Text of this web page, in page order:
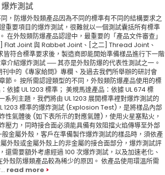
炸測試
，防爆外殼類產品因為不同的標準有不同的結構要求之
重要項目的爆炸測試，很難就以一個測試囊括所有標準
在外殼類防爆產品認證中，最重要的「產品文件審查」
Flat Joint 與 Rabbet Joint、[之二] Thread Joint、
符合標準要求後，製造商即能開始準備樣品進行下一階
介紹爆炸測試 ── 其亦是外殼防爆的代表性測試之一。
中的《專家給問》專欄、及過去我們所舉辦的研討會
節。 按所需認證類型的不同，外殼類防爆產品使用的標
據 UL 1203 標準； 美規馬達產品：依據 UL 674 標
列主題，我們將由 UL 1203 展開標準裡對爆炸測試的
1203 標準的爆炸測試 (Explosion Test)，是將樣品內部
氣體後 (如下表所示的對應氣體)，使用火星塞點火，
壓力，同時接合面必須能具備有效阻擋火焰傳導至外部
金屬外殼，客戶在準備製作爆炸測試的樣品時，須依產
外殼或金屬外殼上的非金屬的接合面部分，爆炸測試評
需要額外考慮經過 100 次爆炸測試，以及加速老化、
殼防爆類產品較為稀少的原因。 依產品使用環溫所需
read more